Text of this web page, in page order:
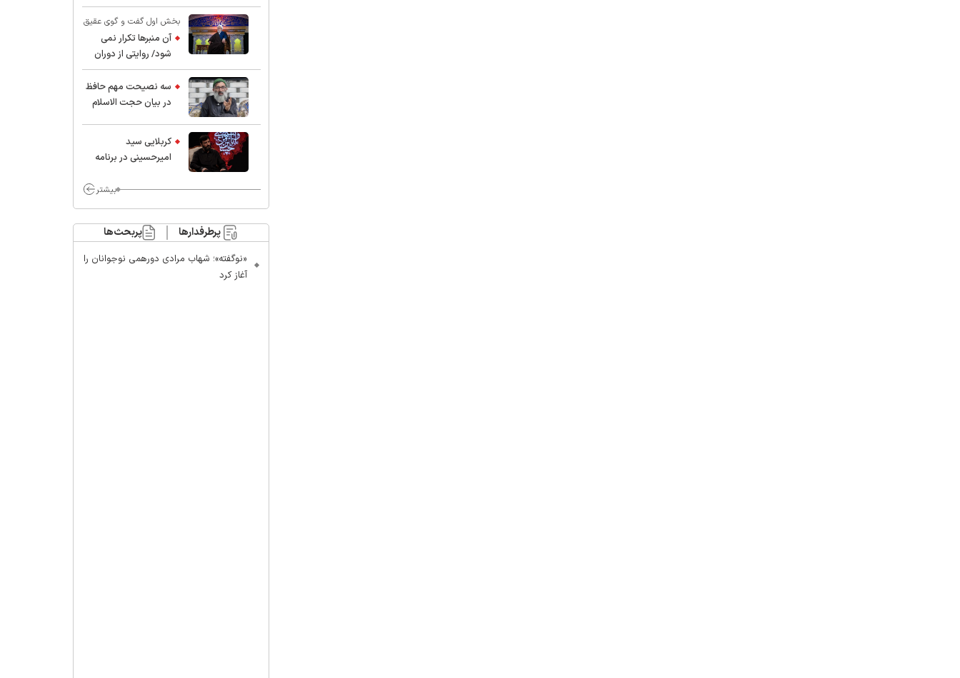
ایستادند پس نباید از
شهادت ایشان شگفت
زده شد
بخش اول گفت و گوی عقیق
با استاد حسین انصاریان:
آن منبرها تکرار نمی
شود/ روایتی از دوران
کودکی و نوجوانی این
واعظ بزرگ و نویسنده و
پژوهشگر جهان اسلام
سه نصیحت مهم حافظ
در بیان حجت الاسلام
کربلایی سید
امیر‌حسینی در برنامه
محسن چاوشی چه
مراقب ماست/ مردم
دهن تفرقه افکنان بزنند
بیشتر
پرطرفدارها پربحث‌ها
«نوگفته»؛ شهاب مرادی دورهمی نوجوانان را
آغاز کرد